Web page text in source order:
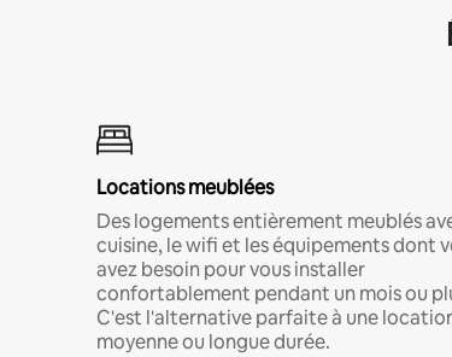
Locations meublées
Des logements entièrement meublés
cuisine, le wifi et les équipements dont
avez besoin pour vous installer
confortablement pendant un mois ou
C'est l'alternative parfaite à une
moyenne ou longue durée.